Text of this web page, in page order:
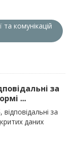
комунікацій
за
...
за
даних